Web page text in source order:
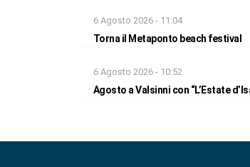
6 Agosto 2026 - 11:04
Torna il Metaponto beach festival
6 Agosto 2026 - 10:52
Agosto a Valsinni con “L’Estate